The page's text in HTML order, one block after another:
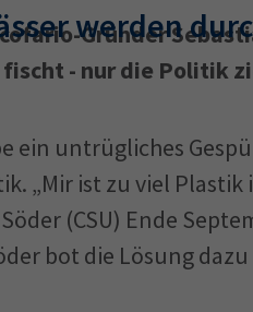
Gründer
fischt - nur die Politik
werden
ein untrügliches
„Mir ist zu viel Plastik
(CSU) Ende
bot die Lösung